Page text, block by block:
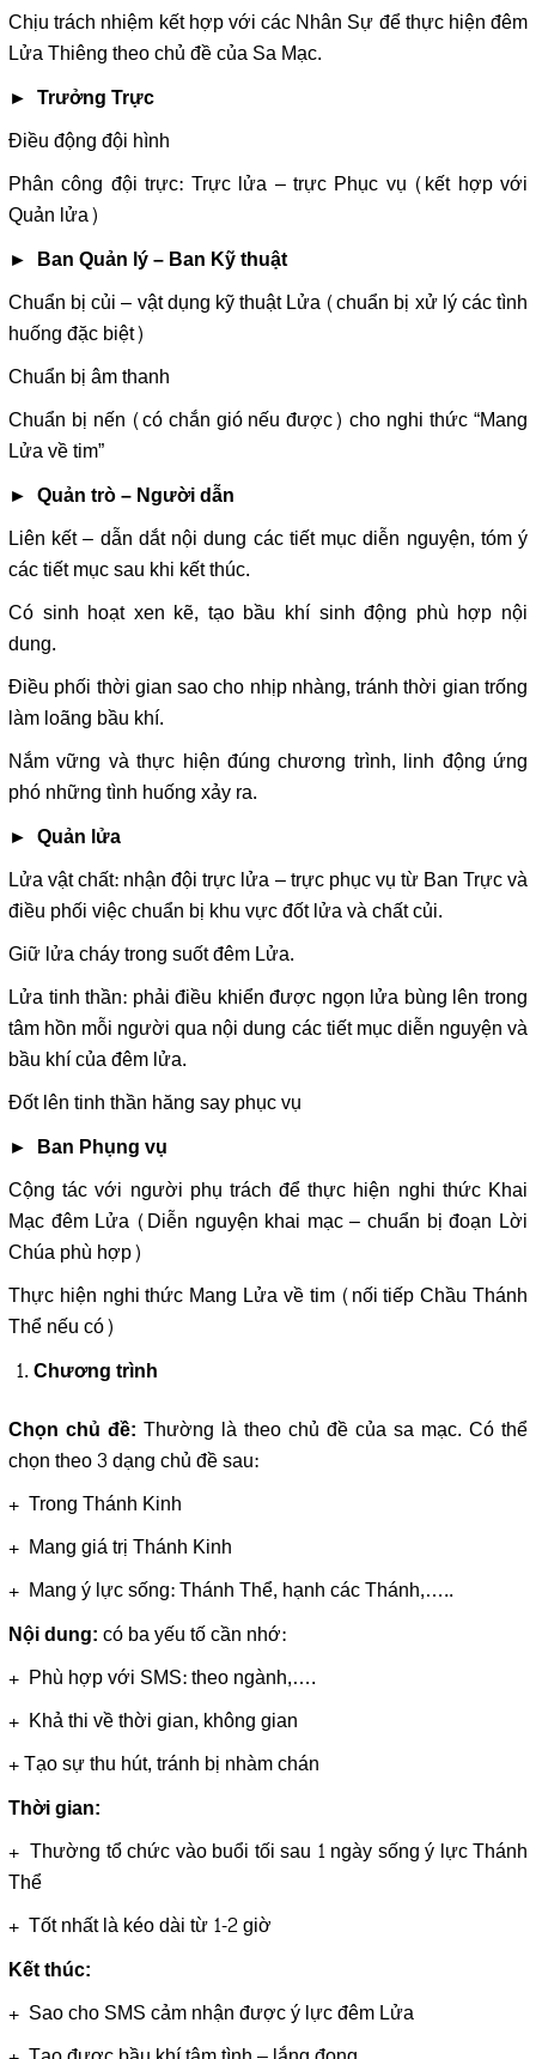
Chịu trách nhiệm kết hợp với các Nhân Sự để thực hiện đêm
Lửa Thiêng theo chủ đề của Sa Mạc.
► Trưởng Trực
Điều động đội hình
Phân công đội trực: Trực lửa – trực Phục vụ (kết hợp với
Quản lửa)
► Ban Quản lý – Ban Kỹ thuật
Chuẩn bị củi – vật dụng kỹ thuật Lửa (chuẩn bị xử lý các tình
huống đặc biệt)
Chuẩn bị âm thanh
Chuẩn bị nến (có chắn gió nếu được) cho nghi thức “Mang
Lửa về tim”
► Quản trò – Người dẫn
Liên kết – dẫn dắt nội dung các tiết mục diễn nguyện, tóm ý
các tiết mục sau khi kết thúc.
Có sinh hoạt xen kẽ, tạo bầu khí sinh động phù hợp nội
dung.
Điều phối thời gian sao cho nhịp nhàng, tránh thời gian trống
làm loãng bầu khí.
Nắm vững và thực hiện đúng chương trình, linh động ứng
phó những tình huống xảy ra.
► Quản lửa
Lửa vật chất: nhận đội trực lửa – trực phục vụ từ Ban Trực và
điều phối việc chuẩn bị khu vực đốt lửa và chất củi.
Giữ lửa cháy trong suốt đêm Lửa.
Lửa tinh thần: phải điều khiển được ngọn lửa bùng lên trong
tâm hồn mỗi người qua nội dung các tiết mục diễn nguyện và
bầu khí của đêm lửa.
Đốt lên tinh thần hăng say phục vụ
► Ban Phụng vụ
Cộng tác với người phụ trách để thực hiện nghi thức Khai
Mạc đêm Lửa (Diễn nguyện khai mạc – chuẩn bị đoạn Lời
Chúa phù hợp)
Thực hiện nghi thức Mang Lửa về tim (nối tiếp Chầu Thánh
Thể nếu có)
Chương trình
Chọn chủ đề: Thường là theo chủ đề của sa mạc. Có thể
chọn theo 3 dạng chủ đề sau:
+ Trong Thánh Kinh
+ Mang giá trị Thánh Kinh
+ Mang ý lực sống: Thánh Thể, hạnh các Thánh,…..
Nội dung: có ba yếu tố cần nhớ:
+ Phù hợp với SMS: theo ngành,….
+ Khả thi về thời gian, không gian
+ Tạo sự thu hút, tránh bị nhàm chán
Thời gian:
+ Thường tổ chức vào buổi tối sau 1 ngày sống ý lực Thánh
Thể
+ Tốt nhất là kéo dài từ 1-2 giờ
Kết thúc:
+ Sao cho SMS cảm nhận được ý lực đêm Lửa